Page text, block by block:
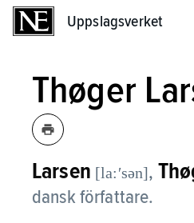
Uppslagsverket
Thøger
Larsen [la:ʹsən],
dansk författare.